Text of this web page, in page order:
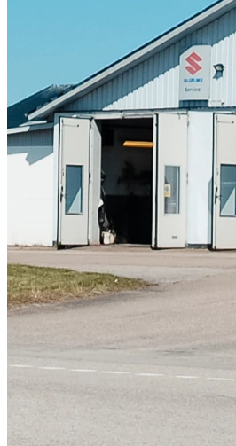
Skadeverkstad